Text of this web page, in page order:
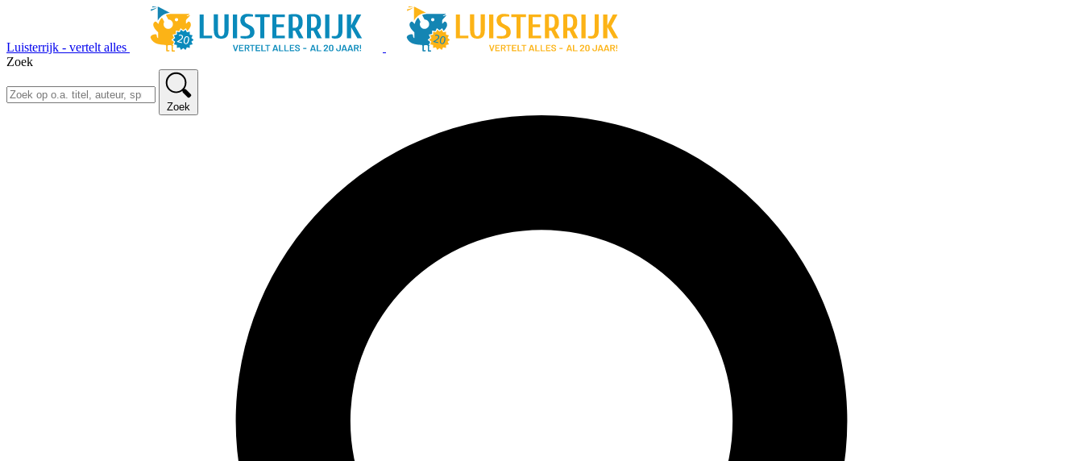
Luisterrijk - vertelt alles
Zoek
Zoek